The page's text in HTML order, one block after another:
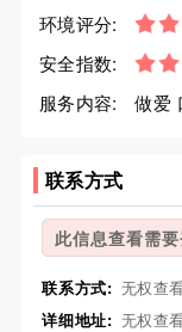
环境评分:
安全指数:
服务内容:
做爱
联系方式
此信息查看需
联系方式: 无权查
详细地址: 无权查